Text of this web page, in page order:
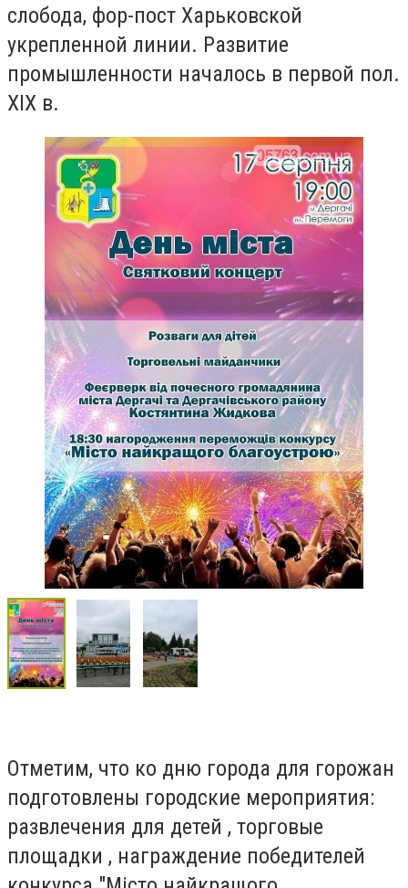
слобода, фор-пост Харьковской
укрепленной линии. Развитие
промышленности началось в первой пол.
XIX в.
Отметим, что ко дню города для горожан
подготовлены городские мероприятия:
развлечения для детей , торговые
площадки , награждение победителей